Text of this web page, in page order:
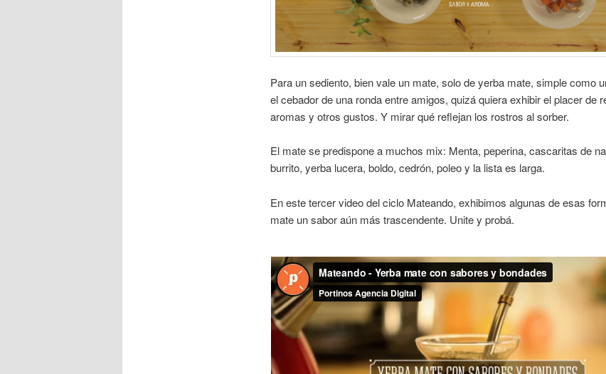
Para un sediento, bien vale un mate, solo de yerba mate, simple como
el cebador de una ronda entre amigos, quizá quiera exhibir el placer de
aromas y otros gustos. Y mirar qué reflejan los rostros al sorber.
El mate se predispone a muchos mix: Menta, peperina, cascaritas de
burrito, yerba lucera, boldo, cedrón, poleo y la lista es larga.
En este tercer video del ciclo Mateando, exhibimos algunas de esas
mate un sabor aún más trascendente. Unite y probá.